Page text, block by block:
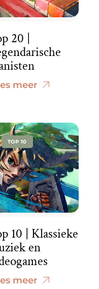
20 |
meer
TOP 10
10 | Klassieke
en
meer